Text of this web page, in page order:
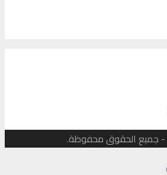
- جميع الحقوق محفوظة.